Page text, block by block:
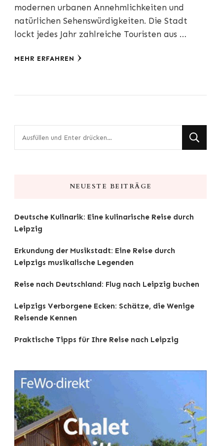
modernen urbanen Annehmlichkeiten und
natürlichen Sehenswürdigkeiten. Die Stadt
lockt jedes Jahr zahlreiche Touristen aus …
MEHR ERFAHREN
NEUESTE BEITRÄGE
Deutsche Kulinarik: Eine kulinarische Reise durch
Leipzig
Erkundung der Musikstadt: Eine Reise durch
Leipzigs musikalische Legenden
Reise nach Deutschland: Flug nach Leipzig buchen
Leipzigs Verborgene Ecken: Schätze, die Wenige
Reisende Kennen
Praktische Tipps für Ihre Reise nach Leipzig